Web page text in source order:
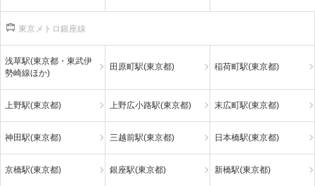
東京メトロ銀座線
浅草駅(東京都・東武伊
勢崎線ほか)
田原町駅(東京都) 稲荷町駅(東京都)
上野駅(東京都) 上野広小路駅(東京都) 末広町駅(東京都)
神田駅(東京都) 三越前駅(東京都) 日本橋駅(東京都)
京橋駅(東京都) 銀座駅(東京都) 新橋駅(東京都)